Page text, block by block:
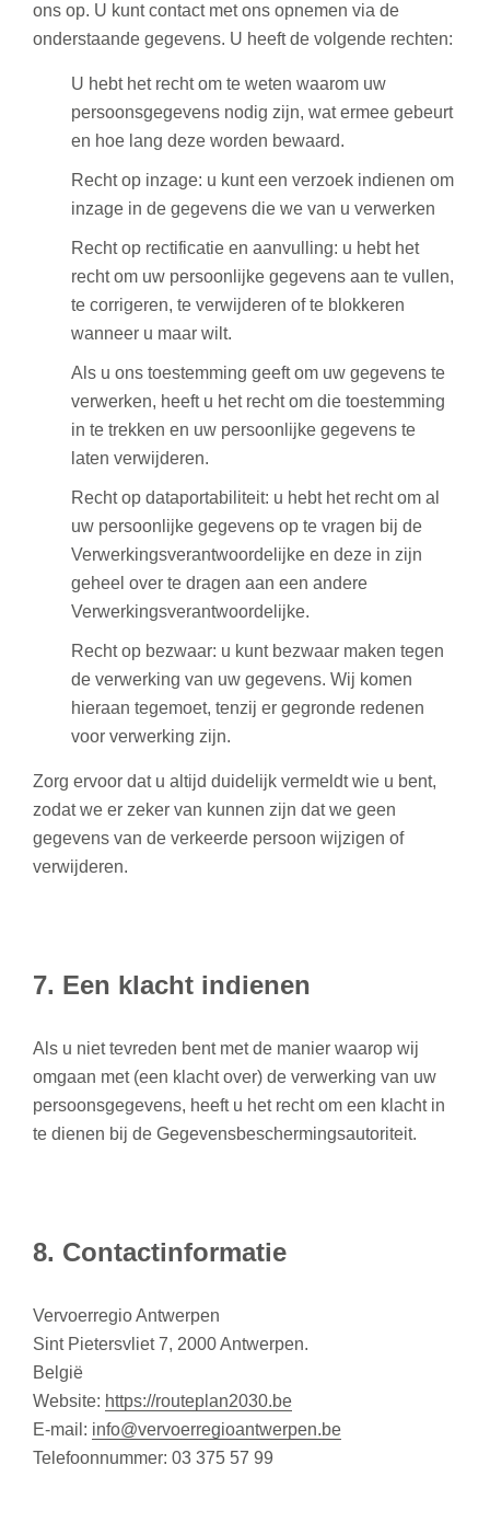
ons op. U kunt contact met ons opnemen via de
onderstaande gegevens. U heeft de volgende rechten:
U hebt het recht om te weten waarom uw
persoonsgegevens nodig zijn, wat ermee gebeurt
en hoe lang deze worden bewaard.
Recht op inzage: u kunt een verzoek indienen om
inzage in de gegevens die we van u verwerken
Recht op rectificatie en aanvulling: u hebt het
recht om uw persoonlijke gegevens aan te vullen,
te corrigeren, te verwijderen of te blokkeren
wanneer u maar wilt.
Als u ons toestemming geeft om uw gegevens te
verwerken, heeft u het recht om die toestemming
in te trekken en uw persoonlijke gegevens te
laten verwijderen.
Recht op dataportabiliteit: u hebt het recht om al
uw persoonlijke gegevens op te vragen bij de
Verwerkingsverantwoordelijke en deze in zijn
geheel over te dragen aan een andere
Verwerkingsverantwoordelijke.
Recht op bezwaar: u kunt bezwaar maken tegen
de verwerking van uw gegevens. Wij komen
hieraan tegemoet, tenzij er gegronde redenen
voor verwerking zijn.
Zorg ervoor dat u altijd duidelijk vermeldt wie u bent,
zodat we er zeker van kunnen zijn dat we geen
gegevens van de verkeerde persoon wijzigen of
verwijderen.
7. Een klacht indienen
Als u niet tevreden bent met de manier waarop wij
omgaan met (een klacht over) de verwerking van uw
persoonsgegevens, heeft u het recht om een klacht in
te dienen bij de Gegevensbeschermingsautoriteit.
8. Contactinformatie
Vervoerregio Antwerpen
Sint Pietersvliet 7, 2000 Antwerpen.
België
Website: https://routeplan2030.be
E-mail: info@vervoerregioantwerpen.be
Telefoonnummer: 03 375 57 99